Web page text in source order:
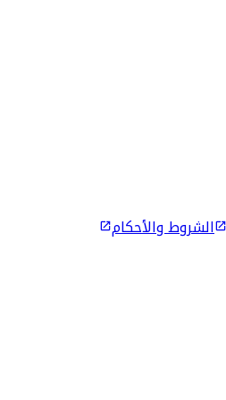
الشروط والأحكام